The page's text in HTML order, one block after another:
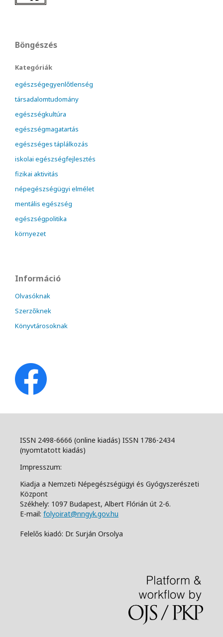
Böngészés
Kategóriák
egészségegyenlőtlenség
társadalomtudomány
egészségkultúra
egészségmagatartás
egészséges táplálkozás
iskolai egészségfejlesztés
fizikai aktivitás
népegészségügyi elmélet
mentális egészség
egészségpolitika
környezet
Információ
Olvasóknak
Szerzőknek
Könyvtárosoknak
ISSN 2498-6666 (online kiadás) ISSN 1786-2434
(nyomtatott kiadás)
Impresszum:
Kiadja a Nemzeti Népegészségügyi és Gyógyszerészeti
Központ
Székhely: 1097 Budapest, Albert Flórián út 2-6.
E-mail: folyoirat@nngyk.gov.hu
Felelős kiadó: Dr. Surján Orsolya